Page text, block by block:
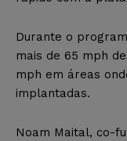
Durante o
mais de 65 mph
mph em áreas
implantadas.
Noam Maital, co-